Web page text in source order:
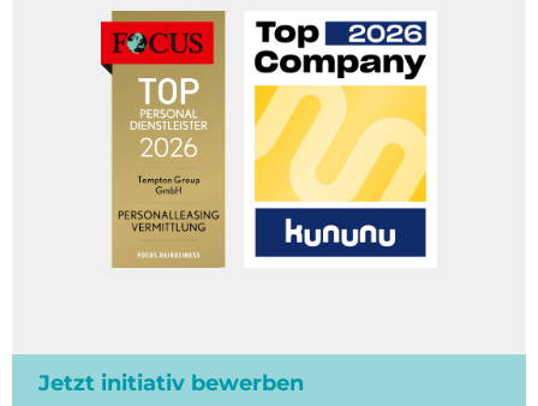
Jetzt initiativ bewerben